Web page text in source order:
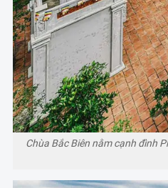
Chùa Bắc Biên nằm cạnh đình